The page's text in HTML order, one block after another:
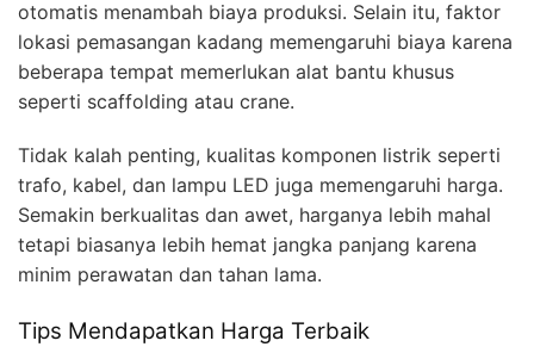
otomatis menambah biaya produksi. Selain itu, faktor
lokasi pemasangan kadang memengaruhi biaya karena
beberapa tempat memerlukan alat bantu khusus
seperti scaffolding atau crane.
Tidak kalah penting, kualitas komponen listrik seperti
trafo, kabel, dan lampu LED juga memengaruhi harga.
Semakin berkualitas dan awet, harganya lebih mahal
tetapi biasanya lebih hemat jangka panjang karena
minim perawatan dan tahan lama.
Tips Mendapatkan Harga Terbaik